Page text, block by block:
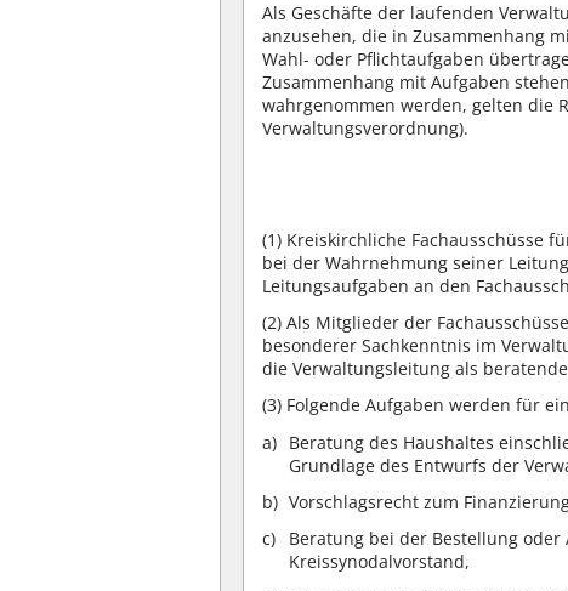
Als Geschäfte der laufenden
anzusehen, die in Zusammenhang
Wahl- oder Pflichtaufgaben
Zusammenhang mit Aufgaben
wahrgenommen werden, gelten die
Verwaltungsverordnung).
(1) Kreiskirchliche Fachausschüsse
bei der Wahrnehmung seiner
Leitungsaufgaben an den
(2) Als Mitglieder der
besonderer Sachkenntnis im
die Verwaltungsleitung als
(3) Folgende Aufgaben werden für
Beratung des Haushaltes
Grundlage des Entwurfs der
Vorschlagsrecht zum
Beratung bei der Bestellung
Kreissynodalvorstand,